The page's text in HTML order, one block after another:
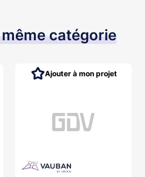
catégorie
Ajouter à mon projet